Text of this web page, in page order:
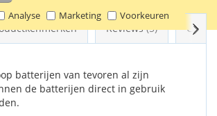
Analyse Marketing Voorkeuren
Reviews 5
batterijen van tevoren al zijn
de batterijen direct in gebruik